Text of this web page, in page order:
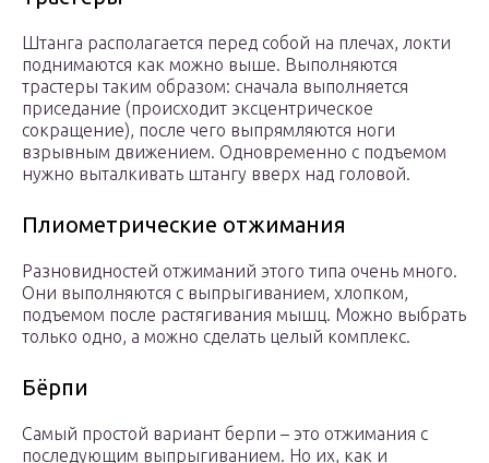
Штанга располагается перед собой на плечах, локти
поднимаются как можно выше. Выполняются
трастеры таким образом: сначала выполняется
приседание (происходит эксцентрическое
сокращение), после чего выпрямляются ноги
взрывным движением. Одновременно с подъемом
нужно выталкивать штангу вверх над головой.
Плиометрические отжимания
Разновидностей отжиманий этого типа очень много.
Они выполняются с выпрыгиванием, хлопком,
подъемом после растягивания мышц. Можно выбрать
только одно, а можно сделать целый комплекс.
Бёрпи
Самый простой вариант берпи – это отжимания с
последующим выпрыгиванием. Но их, как и